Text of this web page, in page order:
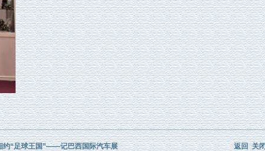
约“足球王国”——记巴西国际汽车展 返回 关